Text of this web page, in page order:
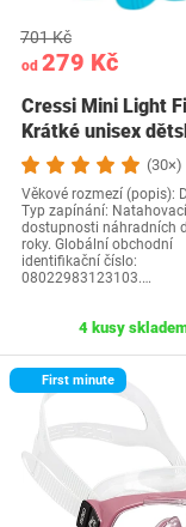
od 279 Kč
701 Kč
Cressi Mini Light
Krátké unisex
ploutve pro…
(30×)
Věkové rozmezí (popis):
Typ zapínání:
dostupnosti náhradních
roky. Globální obchodní
identifikační číslo:
08022983123103.…
4 kusy
First minute